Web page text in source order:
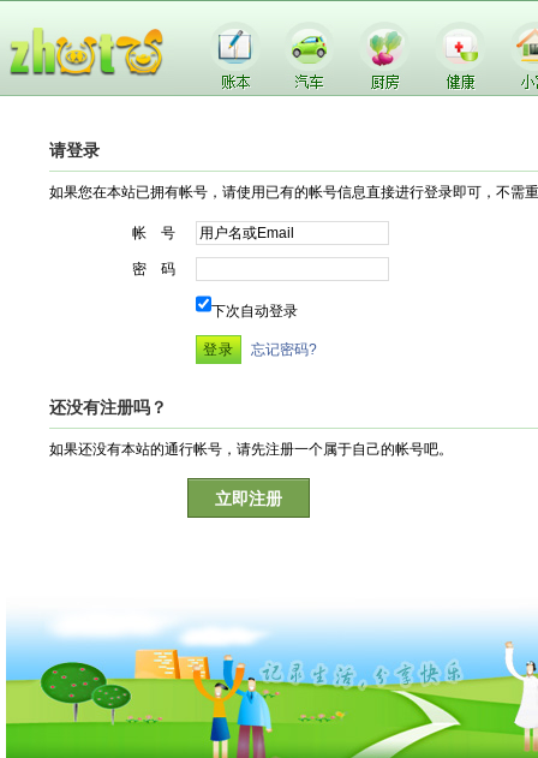
请登录
如果您在本站已拥有帐号，请使用已有的帐号信息直接进行登录即可，不需
帐 号
密 码
下次自动登录
忘记密码?
还没有注册吗？
如果还没有本站的通行帐号，请先注册一个属于自己的帐号吧。
立即注册